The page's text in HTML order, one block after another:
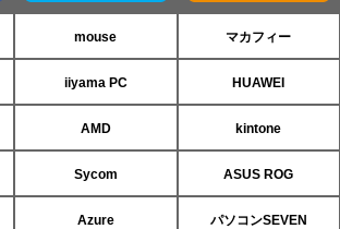
mouse マカフィー
iiyama PC HUAWEI
AMD kintone
Sycom ASUS ROG
Azure パソコンSEVEN